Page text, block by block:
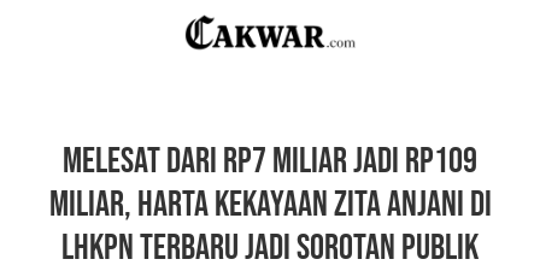
Melesat dari Rp7 Miliar Jadi Rp109
Miliar, Harta Kekayaan Zita Anjani di
LHKPN Terbaru Jadi Sorotan Publik